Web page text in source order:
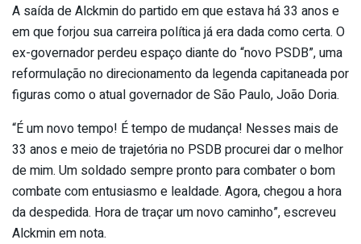
A saída de Alckmin do partido em que estava há 33 anos e
em que forjou sua carreira política já era dada como certa. O
ex-governador perdeu espaço diante do “novo PSDB”, uma
reformulação no direcionamento da legenda capitaneada por
figuras como o atual governador de São Paulo, João Doria.
“É um novo tempo! É tempo de mudança! Nesses mais de
33 anos e meio de trajetória no PSDB procurei dar o melhor
de mim. Um soldado sempre pronto para combater o bom
combate com entusiasmo e lealdade. Agora, chegou a hora
da despedida. Hora de traçar um novo caminho”, escreveu
Alckmin em nota.